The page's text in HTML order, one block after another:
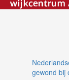
gewond bij